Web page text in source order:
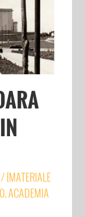
/[MATERIALE
,ACADEMIA